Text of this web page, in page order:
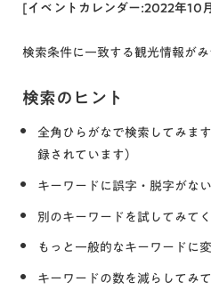
[イベントカレンダー:2022年10
検索条件に一致する観光情報がみ
検索のヒント
全角ひらがなで検索してみま
録されています）
キーワードに誤字・脱字がな
別のキーワードを試してみてく
もっと一般的なキーワードに
キーワードの数を減らしてみて